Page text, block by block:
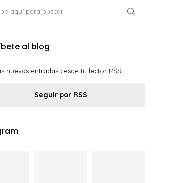
al blog
nuevas entradas desde tu lector RSS.
Seguir por RSS